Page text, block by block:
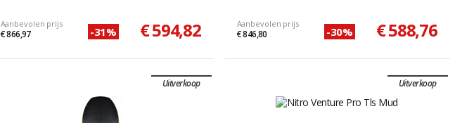
Aanbevolen prijs
€ 866,97 -31% € 594,82 Aanbevolen prijs
€ 846,80 -30% € 588,76
Uitverkoop Uitverkoop